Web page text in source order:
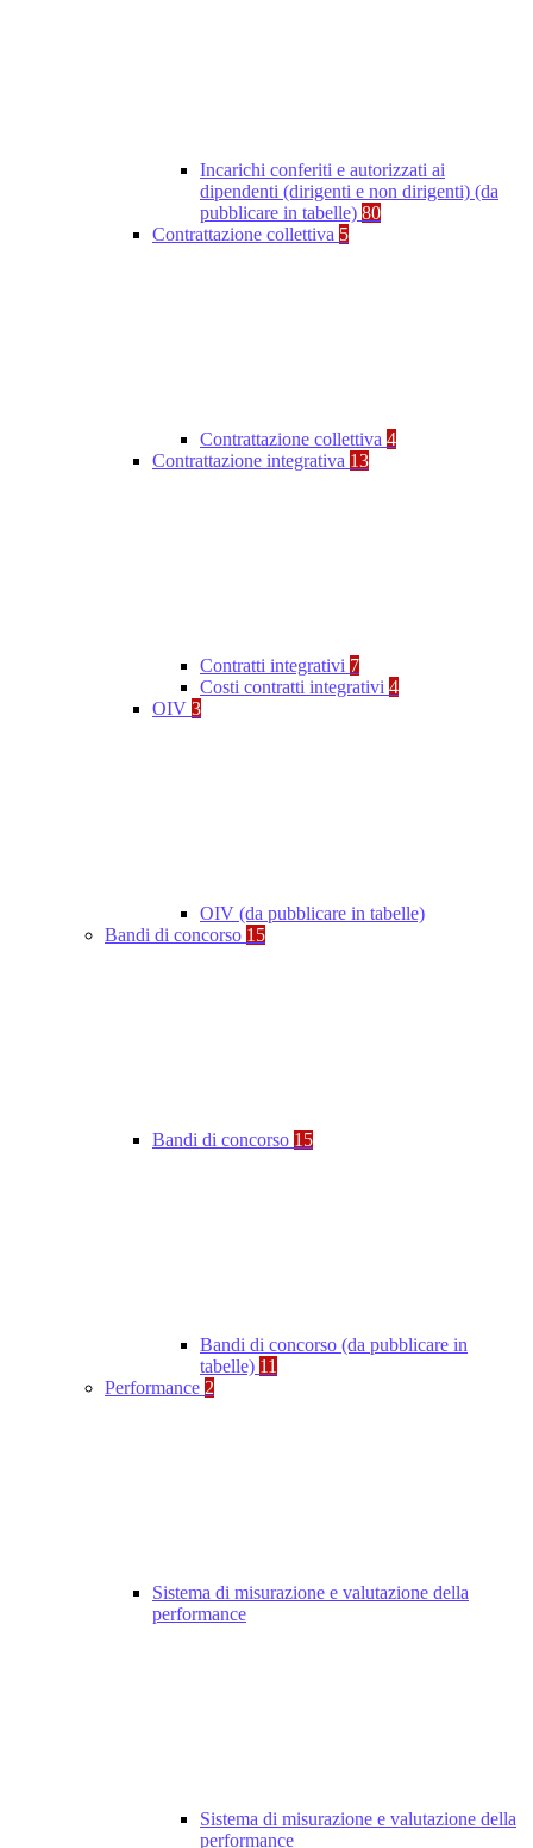
Incarichi conferiti e autorizzati ai
dipendenti (dirigenti e non dirigenti) (da
pubblicare in tabelle) 80
Contrattazione collettiva 5
Contrattazione collettiva 4
Contrattazione integrativa 13
Contratti integrativi 7
Costi contratti integrativi 4
OIV 3
OIV (da pubblicare in tabelle)
Bandi di concorso 15
Bandi di concorso 15
Bandi di concorso (da pubblicare in
tabelle) 11
Performance 2
Sistema di misurazione e valutazione della
performance
Sistema di misurazione e valutazione della
performance